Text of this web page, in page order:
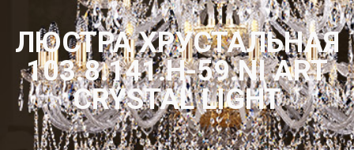
ЛЮСТРА ХРУСТАЛЬНАЯ
103.8.141.H-59.NI ART
CRYSTAL LIGHT